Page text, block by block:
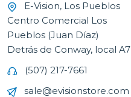
E-Vision, Los Pueblos
Centro Comercial Los
Pueblos (Juan Díaz)
Detrás de Conway, local A7
(507) 217-7661
sale@evisionstore.com